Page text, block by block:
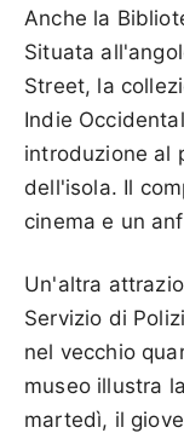
Anche la
Situata
Street, la
Indie
introduzione al
dell'isola. Il
cinema e un
Un'altra
Servizio di
nel vecchio
museo illustra
martedì, il